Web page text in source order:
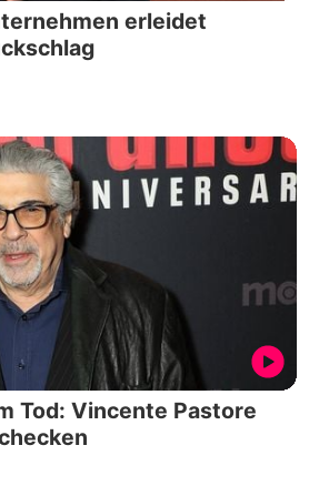
erleidet
Tod: Vincente Pastore